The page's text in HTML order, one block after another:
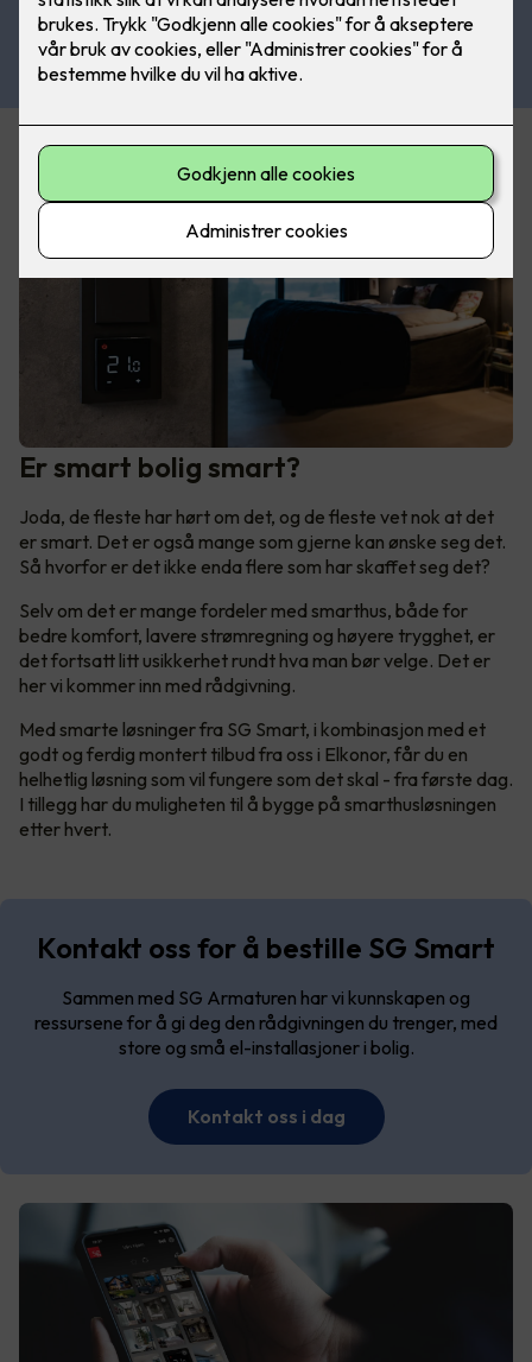
Er smart bolig smart?
Joda, de fleste har hørt om det, og de fleste vet nok at det
er smart. Det er også mange som gjerne kan ønske seg det.
Så hvorfor er det ikke enda flere som har skaffet seg det?
Selv om det er mange fordeler med smarthus, både for
bedre komfort, lavere strømregning og høyere trygghet, er
det fortsatt litt usikkerhet rundt hva man bør velge. Det er
her vi kommer inn med rådgivning.
Med smarte løsninger fra SG Smart, i kombinasjon med et
godt og ferdig montert tilbud fra oss i Elkonor, får du en
helhetlig løsning som vil fungere som det skal - fra første dag.
I tillegg har du muligheten til å bygge på smarthusløsningen
etter hvert.
Kontakt oss for å bestille SG Smart
Sammen med SG Armaturen har vi kunnskapen og
ressursene for å gi deg den rådgivningen du trenger, med
store og små el-installasjoner i bolig.
Kontakt oss i dag